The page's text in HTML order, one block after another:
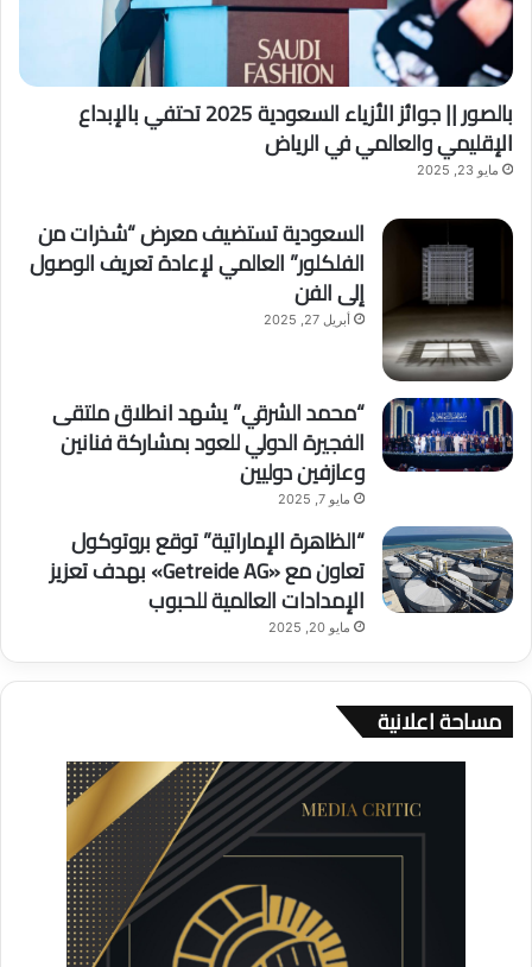
بالصور || جوائز الأزياء السعودية 2025 تحتفي بالإبداع
الإقليمي والعالمي في الرياض
مايو 23, 2025
السعودية تستضيف معرض “شذرات من
الفلكلور” العالمي لإعادة تعريف الوصول
إلى الفن
أبريل 27, 2025
“محمد الشرقي” يشهد انطلاق ملتقى
الفجيرة الدولي للعود بمشاركة فنانين
وعازفين دوليين
مايو 7, 2025
“الظاهرة الإماراتية” توقع بروتوكول
تعاون مع «Getreide AG» بهدف تعزيز
الإمدادات العالمية للحبوب
مايو 20, 2025
مساحة اعلانية